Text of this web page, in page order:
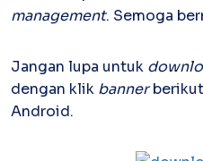
management. Semoga
Jangan lupa untuk
dengan klik banner
Android.